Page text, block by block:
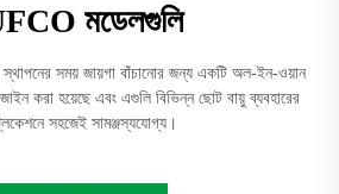
মডেলগুলি
সময় জায়গা বাঁচানোর জন্য একটি অল-ইন-ওয়ান
করা হয়েছে এবং এগুলি বিভিন্ন ছোট বায়ু ব্যবহারের
সহজেই সামঞ্জস্যযোগ্য।